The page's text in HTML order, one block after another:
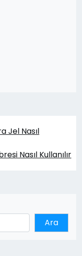
Jel Nasıl
Nasıl Kullanılır
Ara